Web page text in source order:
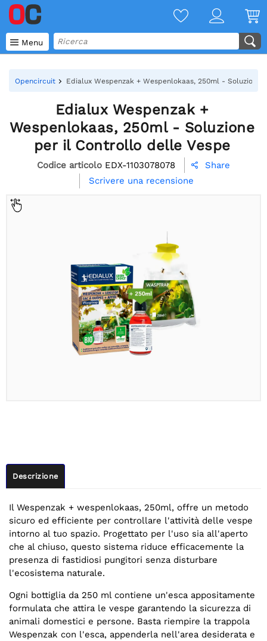
 Menu
Opencircuit Edialux Wespenzak + Wespenlokaas, 250ml -
Edialux Wespenzak +
Wespenlokaas, 250ml - Soluzione
per il Controllo delle Vespe
Codice articolo EDX-1103078078 
Share
Scrivere una recensione
Descrizione
Il Wespenzak + wespenlokaas, 250ml, offre un metodo
sicuro ed efficiente per controllare l'attività delle vespe
intorno al tuo spazio. Progettato per l'uso sia all'aperto
che al chiuso, questo sistema riduce efficacemente la
presenza di fastidiosi pungitori senza disturbare
l'ecosistema naturale.
Ogni bottiglia da 250 ml contiene un'esca appositamente
formulata che attira le vespe garantendo la sicurezza di
animali domestici e persone. Basta riempire la trappola
Wespenzak con l'esca, appenderla nell'area desiderata e